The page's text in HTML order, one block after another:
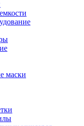
маски